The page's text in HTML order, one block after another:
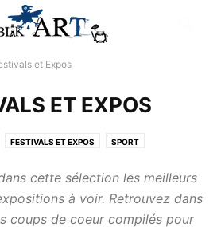
et Expos
ET EXPOS
FESTIVALS ET EXPOS SPORT
cette sélection les meilleurs
à voir. Retrouvez dans
coups de coeur compilés pour